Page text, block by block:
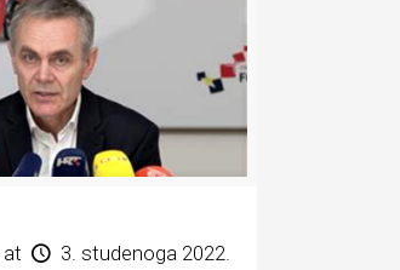
at 3. studenoga 2022.